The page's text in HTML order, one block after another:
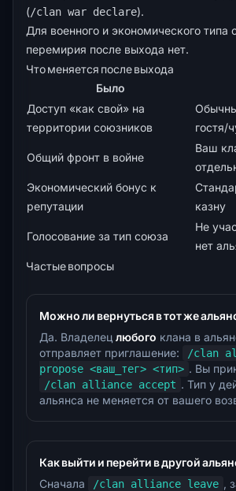
(/clan war declare).
Для военного и экономического типа
перемирия после выхода нет.
Что меняется после выхода
Было
Доступ «как свой» на
территории союзников
гостя/
Общий фронт в войне
Ваш
Экономический бонус к
репутации
казну
Голосование за тип союза
Не
нет
Частые вопросы
Можно ли вернуться в тот же
Да. Владелец любого клана в
отправляет приглашение:
/clan
propose <ваш_тег> <тип> . Вы
/clan alliance accept . Тип у
альянса не меняется от вашего
Как выйти и перейти в другой
Сначала /clan alliance leave ,